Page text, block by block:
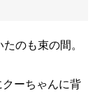
のも束の間。
ーちゃんに背